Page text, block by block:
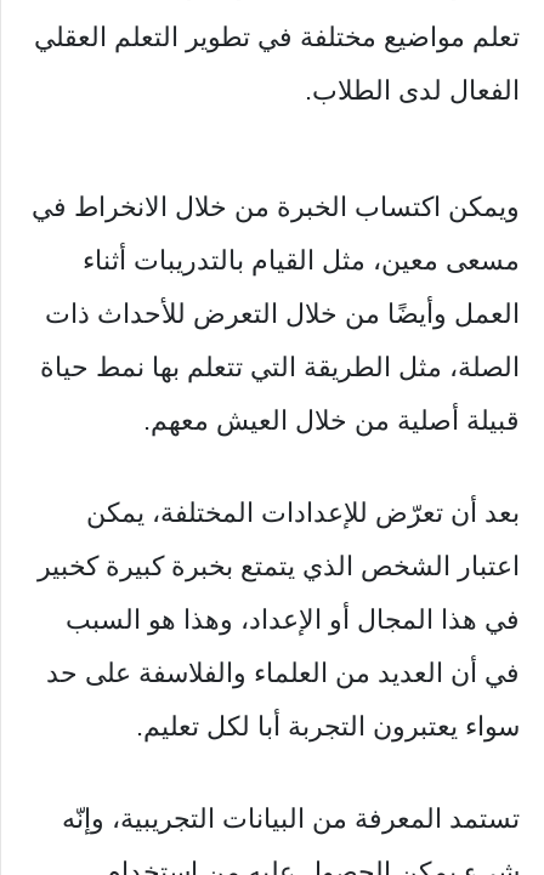
تعلم مواضيع مختلفة في تطوير التعلم العقلي
الفعال لدى الطلاب.
ويمكن اكتساب الخبرة من خلال الانخراط في
مسعى معين، مثل القيام بالتدريبات أثناء
العمل وأيضًا من خلال التعرض للأحداث ذات
الصلة، مثل الطريقة التي تتعلم بها نمط حياة
قبيلة أصلية من خلال العيش معهم.
بعد أن تعرّض للإعدادات المختلفة، يمكن
اعتبار الشخص الذي يتمتع بخبرة كبيرة كخبير
في هذا المجال أو الإعداد، وهذا هو السبب
في أن العديد من العلماء والفلاسفة على حد
سواء يعتبرون التجربة أبا لكل تعليم.
تستمد المعرفة من البيانات التجريبية، وإنّه